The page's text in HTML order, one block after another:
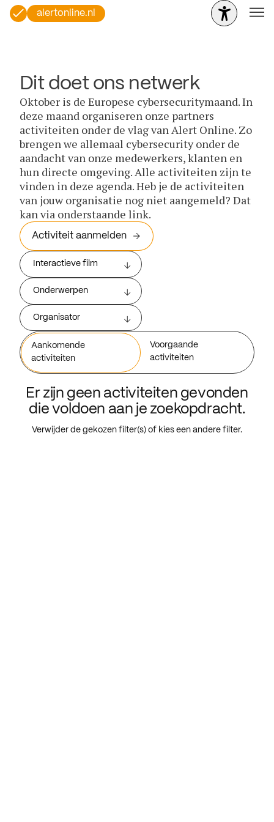
alertonline.nl
Dit doet ons netwerk
Oktober is de Europese cybersecuritymaand. In
deze maand organiseren onze partners
activiteiten onder de vlag van Alert Online. Zo
brengen we allemaal cybersecurity onder de
aandacht van onze medewerkers, klanten en
hun directe omgeving. Alle activiteiten zijn te
vinden in deze agenda. Heb je de activiteiten
van jouw organisatie nog niet aangemeld? Dat
kan via onderstaande link.
Activiteit aanmelden
Interactieve film
Onderwerpen
Organisator
Aankomende
activiteiten
Voorgaande
activiteiten
Er zijn geen activiteiten gevonden
die voldoen aan je zoekopdracht.
Verwijder de gekozen filter(s) of kies een andere filter.